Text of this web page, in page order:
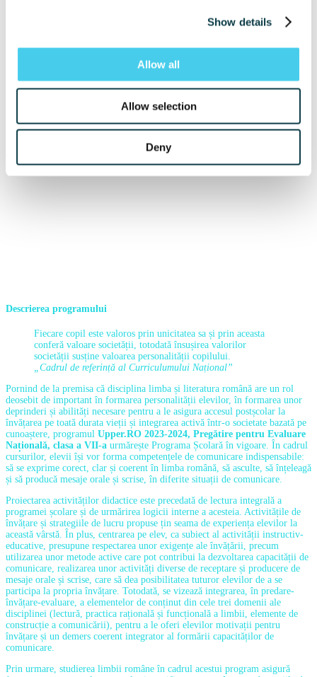
Show details
Allow all
Allow selection
Deny
Descrierea programului
Fiecare copil este valoros prin unicitatea sa și prin aceasta
conferă valoare societății, totodată însușirea valorilor
societății susține valoarea personalității copilului.
„Cadrul de referință al Curriculumului Național”
Pornind de la premisa că disciplina limba și literatura română are un rol
deosebit de important în formarea personalității elevilor, în formarea unor
deprinderi și abilități necesare pentru a le asigura accesul postșcolar la
învățarea pe toată durata vieții și integrarea activă într-o societate bazată pe
cunoaștere, programul Upper.RO 2023-2024, Pregătire pentru Evaluare
Națională, clasa a VII-a urmărește Programa Școlară în vigoare. În cadrul
cursurilor, elevii își vor forma competențele de comunicare indispensabile:
să se exprime corect, clar și coerent în limba română, să asculte, să înțeleagă
și să producă mesaje orale și scrise, în diferite situații de comunicare.
Proiectarea activităților didactice este precedată de lectura integrală a
programei școlare și de urmărirea logicii interne a acesteia. Activitățile de
învățare și strategiile de lucru propuse țin seama de experiența elevilor la
această vârstă. În plus, centrarea pe elev, ca subiect al activității instructiv-
educative, presupune respectarea unor exigențe ale învățării, precum
utilizarea unor metode active care pot contribui la dezvoltarea capacității de
comunicare, realizarea unor activități diverse de receptare și producere de
mesaje orale și scrise, care să dea posibilitatea tuturor elevilor de a se
participa la propria învățare. Totodată, se vizează integrarea, în predare-
învățare-evaluare, a elementelor de conținut din cele trei domenii ale
disciplinei (lectură, practica rațională și funcțională a limbii, elemente de
construcție a comunicării), pentru a le oferi elevilor motivații pentru
învățare și un demers coerent integrator al formării capacităților de
comunicare.
Prin urmare, studierea limbii române în cadrul acestui program asigură